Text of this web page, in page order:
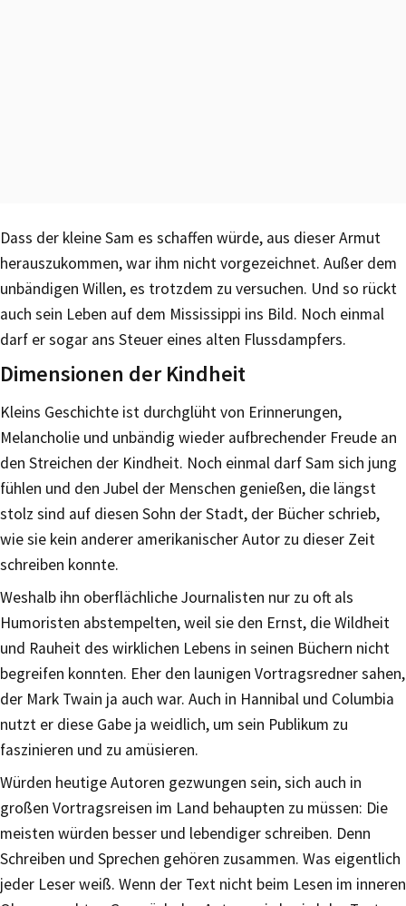
Dass der kleine Sam es schaffen würde, aus dieser Armut
herauszukommen, war ihm nicht vorgezeichnet. Außer dem
unbändigen Willen, es trotzdem zu versuchen. Und so rückt
auch sein Leben auf dem Mississippi ins Bild. Noch einmal
darf er sogar ans Steuer eines alten Flussdampfers.
Dimensionen der Kindheit
Kleins Geschichte ist durchglüht von Erinnerungen,
Melancholie und unbändig wieder aufbrechender Freude an
den Streichen der Kindheit. Noch einmal darf Sam sich jung
fühlen und den Jubel der Menschen genießen, die längst
stolz sind auf diesen Sohn der Stadt, der Bücher schrieb,
wie sie kein anderer amerikanischer Autor zu dieser Zeit
schreiben konnte.
Weshalb ihn oberflächliche Journalisten nur zu oft als
Humoristen abstempelten, weil sie den Ernst, die Wildheit
und Rauheit des wirklichen Lebens in seinen Büchern nicht
begreifen konnten. Eher den launigen Vortragsredner sahen,
der Mark Twain ja auch war. Auch in Hannibal und Columbia
nutzt er diese Gabe ja weidlich, um sein Publikum zu
faszinieren und zu amüsieren.
Würden heutige Autoren gezwungen sein, sich auch in
großen Vortragsreisen im Land behaupten zu müssen: Die
meisten würden besser und lebendiger schreiben. Denn
Schreiben und Sprechen gehören zusammen. Was eigentlich
jeder Leser weiß. Wenn der Text nicht beim Lesen im inneren